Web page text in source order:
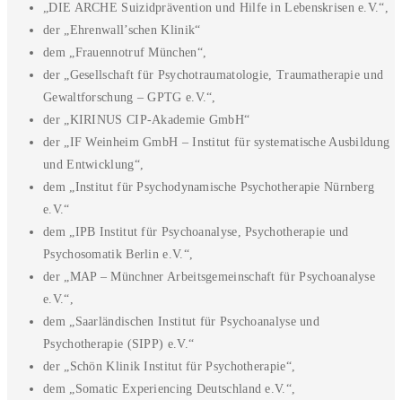
„DIE ARCHE Suizidprävention und Hilfe in Lebenskrisen e.V.“,
der „Ehrenwall’schen Klinik“
dem „Frauennotruf München“,
der „Gesellschaft für Psychotraumatologie, Traumatherapie und
Gewaltforschung – GPTG e.V.“,
der „KIRINUS CIP-Akademie GmbH“
der „IF Weinheim GmbH – Institut für systematische Ausbildung
und Entwicklung“,
dem „Institut für Psychodynamische Psychotherapie Nürnberg
e.V.“
dem „IPB Institut für Psychoanalyse, Psychotherapie und
Psychosomatik Berlin e.V.“,
der „MAP – Münchner Arbeitsgemeinschaft für Psychoanalyse
e.V.“,
dem „Saarländischen Institut für Psychoanalyse und
Psychotherapie (SIPP) e.V.“
der „Schön Klinik Institut für Psychotherapie“,
dem „Somatic Experiencing Deutschland e.V.“,